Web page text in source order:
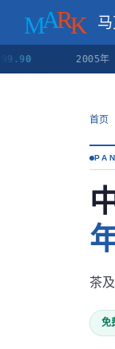
2005年 2005
首页
茶
免